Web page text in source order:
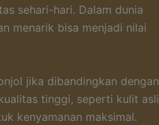
sehari-hari. Dalam dunia
menarik bisa menjadi nilai
jika dibandingkan dengan
tinggi, seperti kulit asli
kenyamanan maksimal.